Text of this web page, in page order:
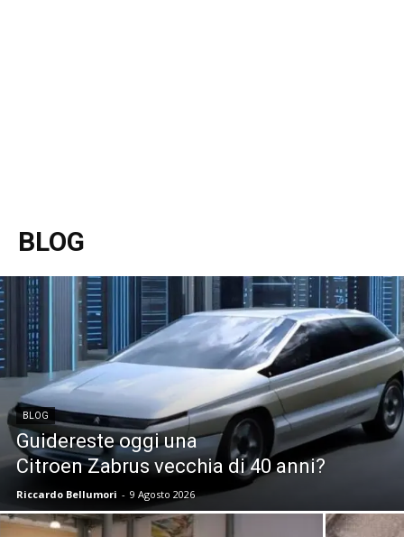
BLOG
BLOG
Guidereste oggi una
Citroen Zabrus vecchia di 40 anni?
Riccardo Bellumori - 9 Agosto 2026